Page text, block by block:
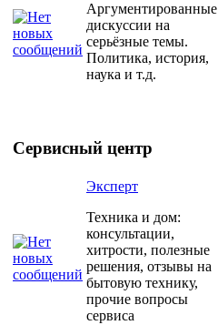
Аргументированные
дискуссии на
серьёзные темы.
Политика, история,
наука и т.д.
Сервисный центр
Эксперт
Техника и дом:
консультации,
хитрости, полезные
решения, отзывы на
бытовую технику,
прочие вопросы
сервиса